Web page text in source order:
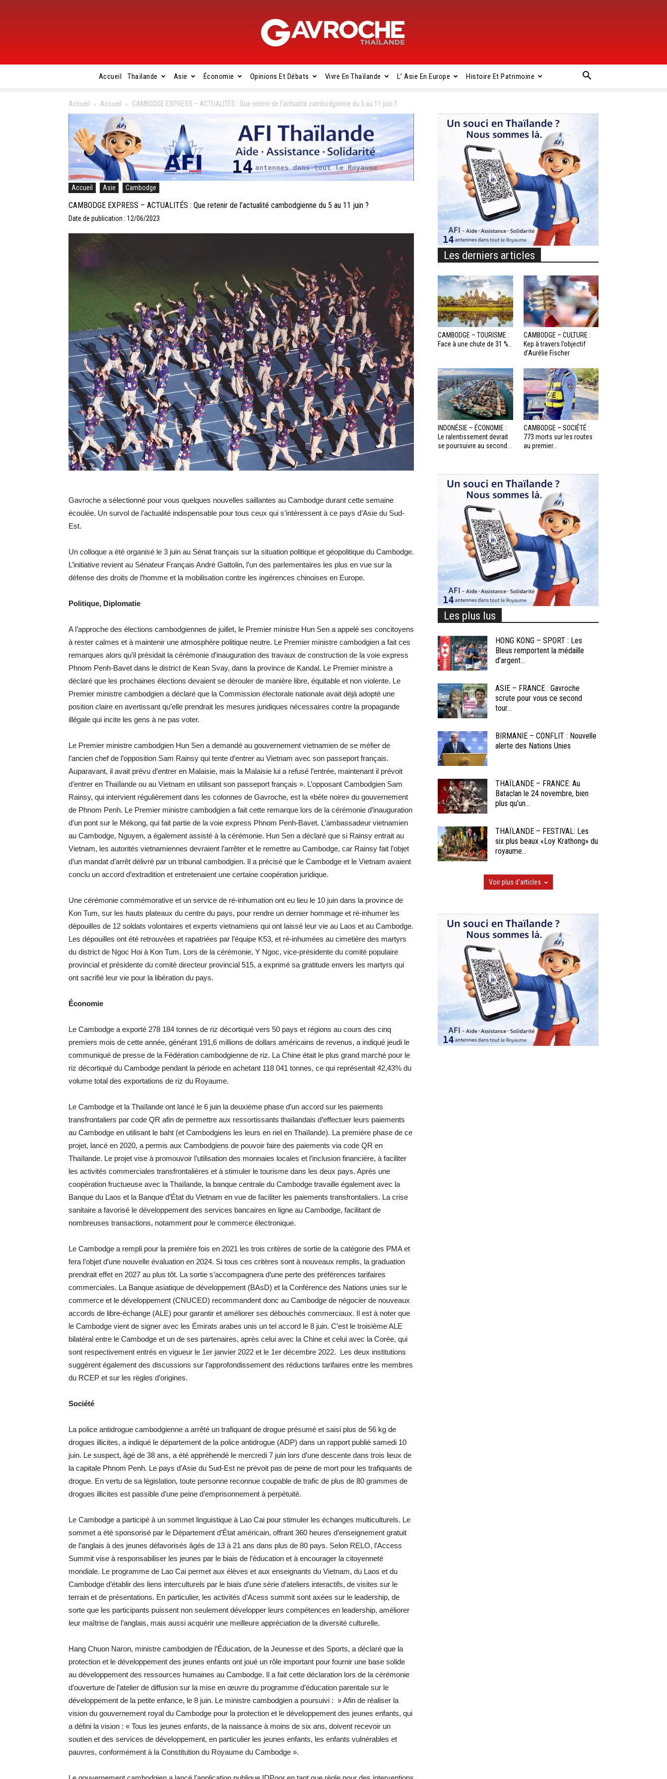
Gavroche
Thaïlande
Accueil Thaïlande Asie Économie Opinions Et Débats Vivre En Thaïlande L’ Asie En Europe Histoire Et Patrimoine
Accueil Accueil CAMBODGE EXPRESS – ACTUALITÉS : Que retenir de l’actualité cambodgienne du 5 au 11 juin ?
Accueil Asie Cambodge
CAMBODGE EXPRESS – ACTUALITÉS : Que retenir de l’actualité cambodgienne du 5 au 11 juin ?
Date de publication : 12/06/2023
Gavroche a sélectionné pour vous quelques nouvelles saillantes au Cambodge durant cette semaine
écoulée. Un survol de l’actualité indispensable pour tous ceux qui s’intéressent à ce pays d’Asie du Sud-
Est.
Un colloque a été organisé le 3 juin au Sénat français sur la situation politique et géopolitique du Cambodge.
L’initiative revient au Sénateur Français André Gattolin, l’un des parlementaires les plus en vue sur la
défense des droits de l’homme et la mobilisation contre les ingérences chinoises en Europe.
Politique, Diplomatie
A l’approche des élections cambodgiennes de juillet, le Premier ministre Hun Sen a appelé ses concitoyens
à rester calmes et à maintenir une atmosphère politique neutre. Le Premier ministre cambodgien a fait ces
remarques alors qu’il présidait la cérémonie d’inauguration des travaux de construction de la voie express
Phnom Penh-Bavet dans le district de Kean Svay, dans la province de Kandal. Le Premier ministre a
déclaré que les prochaines élections devaient se dérouler de manière libre, équitable et non violente. Le
Premier ministre cambodgien a déclaré que la Commission électorale nationale avait déjà adopté une
position claire en avertissant qu’elle prendrait les mesures juridiques nécessaires contre la propagande
illégale qui incite les gens à ne pas voter.
Le Premier ministre cambodgien Hun Sen a demandé au gouvernement vietnamien de se méfier de
l’ancien chef de l’opposition Sam Rainsy qui tente d’entrer au Vietnam avec son passeport français.
Auparavant, il avait prévu d’entrer en Malaisie, mais la Malaisie lui a refusé l’entrée, maintenant il prévoit
d’entrer en Thaïlande ou au Vietnam en utilisant son passeport français ». L’opposant Cambodgien Sam
Rainsy, qui intervient régulièrement dans les colonnes de Gavroche, est la «bète noire» du gouvernement
de Phnom Penh. Le Premier ministre cambodgien a fait cette remarque lors de la cérémonie d’inauguration
d’un pont sur le Mékong, qui fait partie de la voie express Phnom Penh-Bavet. L’ambassadeur vietnamien
au Cambodge, Nguyen, a également assisté à la cérémonie. Hun Sen a déclaré que si Rainsy entrait au
Vietnam, les autorités vietnamiennes devraient l’arrêter et le remettre au Cambodge, car Rainsy fait l’objet
d’un mandat d’arrêt délivré par un tribunal cambodgien. Il a précisé que le Cambodge et le Vietnam avaient
conclu un accord d’extradition et entretenaient une certaine coopération juridique.
Une cérémonie commémorative et un service de ré-inhumation ont eu lieu le 10 juin dans la province de
Kon Tum, sur les hauts plateaux du centre du pays, pour rendre un dernier hommage et ré-inhumer les
dépouilles de 12 soldats volontaires et experts vietnamiens qui ont laissé leur vie au Laos et au Cambodge.
Les dépouilles ont été retrouvées et rapatriées par l’équipe K53, et ré-inhumées au cimetière des martyrs
du district de Ngoc Hoi à Kon Tum. Lors de la cérémonie, Y Ngoc, vice-présidente du comité populaire
provincial et présidente du comité directeur provincial 515, a exprimé sa gratitude envers les martyrs qui
ont sacrifié leur vie pour la libération du pays.
Économie
Le Cambodge a exporté 278 184 tonnes de riz décortiqué vers 50 pays et régions au cours des cinq
premiers mois de cette année, générant 191,6 millions de dollars américains de revenus, a indiqué jeudi le
communiqué de presse de la Fédération cambodgienne de riz. La Chine était le plus grand marché pour le
riz décortiqué du Cambodge pendant la période en achetant 118 041 tonnes, ce qui représentait 42,43% du
volume total des exportations de riz du Royaume.
Le Cambodge et la Thaïlande ont lancé le 6 juin la deuxième phase d’un accord sur les paiements
transfrontaliers par code QR afin de permettre aux ressortissants thaïlandais d’effectuer leurs paiements
au Cambodge en utilisant le baht (et Cambodgiens les leurs en riel en Thaïlande). La première phase de ce
projet, lancé en 2020, a permis aux Cambodgiens de pouvoir faire des paiements via code QR en
Thaïlande. Le projet vise à promouvoir l’utilisation des monnaies locales et l’inclusion financière, à faciliter
les activités commerciales transfrontalières et à stimuler le tourisme dans les deux pays. Après une
coopération fructueuse avec la Thaïlande, la banque centrale du Cambodge travaille également avec la
Banque du Laos et la Banque d’État du Vietnam en vue de faciliter les paiements transfrontaliers. La crise
sanitaire a favorisé le développement des services bancaires en ligne au Cambodge, facilitant de
nombreuses transactions, notamment pour le commerce électronique.
Le Cambodge a rempli pour la première fois en 2021 les trois critères de sortie de la catégorie des PMA et
fera l’objet d’une nouvelle évaluation en 2024. Si tous ces critères sont à nouveaux remplis, la graduation
prendrait effet en 2027 au plus tôt. La sortie s’accompagnera d’une perte des préférences tarifaires
commerciales. La Banque asiatique de développement (BAsD) et la Conférence des Nations unies sur le
commerce et le développement (CNUCED) recommandent donc au Cambodge de négocier de nouveaux
accords de libre-échange (ALE) pour garantir et améliorer ses débouchés commerciaux. Il est à noter que
le Cambodge vient de signer avec les Émirats arabes unis un tel accord le 8 juin. C’est le troisième ALE
bilatéral entre le Cambodge et un de ses partenaires, après celui avec la Chine et celui avec la Corée, qui
sont respectivement entrés en vigueur le 1er janvier 2022 et le 1er décembre 2022. Les deux institutions
suggèrent également des discussions sur l’approfondissement des réductions tarifaires entre les membres
du RCEP et sur les règles d’origines.
Société
La police antidrogue cambodgienne a arrêté un trafiquant de drogue présumé et saisi plus de 56 kg de
drogues illicites, a indiqué le département de la police antidrogue (ADP) dans un rapport publié samedi 10
juin. Le suspect, âgé de 38 ans, a été appréhendé le mercredi 7 juin lors d’une descente dans trois lieux de
la capitale Phnom Penh. Le pays d’Asie du Sud-Est ne prévoit pas de peine de mort pour les trafiquants de
drogue. En vertu de sa législation, toute personne reconnue coupable de trafic de plus de 80 grammes de
drogues illicites est passible d’une peine d’emprisonnement à perpétuité.
Le Cambodge a participé à un sommet linguistique à Lao Cai pour stimuler les échanges multiculturels. Le
sommet a été sponsorisé par le Département d’État américain, offrant 360 heures d’enseignement gratuit
de l’anglais à des jeunes défavorisés âgés de 13 à 21 ans dans plus de 80 pays. Selon RELO, l’Access
Summit vise à responsabiliser les jeunes par le biais de l’éducation et à encourager la citoyenneté
mondiale. Le programme de Lao Cai permet aux élèves et aux enseignants du Vietnam, du Laos et du
Cambodge d’établir des liens interculturels par le biais d’une série d’ateliers interactifs, de visites sur le
terrain et de présentations. En particulier, les activités d’Acess summit sont axées sur le leadership, de
sorte que les participants puissent non seulement développer leurs compétences en leadership, améliorer
leur maîtrise de l’anglais, mais aussi acquérir une meilleure appréciation de la diversité culturelle.
Hang Chuon Naron, ministre cambodgien de l’Éducation, de la Jeunesse et des Sports, a déclaré que la
protection et le développement des jeunes enfants ont joué un rôle important pour fournir une base solide
au développement des ressources humaines au Cambodge. Il a fait cette déclaration lors de la cérémonie
d’ouverture de l’atelier de diffusion sur la mise en œuvre du programme d’éducation parentale sur le
développement de la petite enfance, le 8 juin. Le ministre cambodgien a poursuivi : » Afin de réaliser la
vision du gouvernement royal du Cambodge pour la protection et le développement des jeunes enfants, qui
a défini la vision : « Tous les jeunes enfants, de la naissance à moins de six ans, doivent recevoir un
soutien et des services de développement, en particulier les jeunes enfants, les enfants vulnérables et
pauvres, conformément à la Constitution du Royaume du Cambodge ».
Les derniers articles
CAMBODGE – TOURISME :
Face à une chute de 31 %...
CAMBODGE – CULTURE :
Kep à travers l’objectif
d’Aurélie Fischer
INDONÉSIE – ÉCONOMIE :
Le ralentissement devrait
se poursuivre au second...
CAMBODGE – SOCIÉTÉ :
773 morts sur les routes
au premier...
Les plus lus
HONG KONG – SPORT : Les
Bleus remportent la médaille
d’argent...
ASIE – FRANCE : Gavroche
scrute pour vous ce second
tour...
BIRMANIE – CONFLIT : Nouvelle
alerte des Nations Unies
THAÏLANDE – FRANCE: Au
Bataclan le 24 novembre, bien
plus qu’un...
THAÏLANDE – FESTIVAL: Les
six plus beaux «Loy Krathong» du
royaume...
Voir plus d'articles